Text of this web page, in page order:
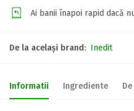
Ai banii înapoi rapid dacă
De la același brand: Inedit
Informatii Ingrediente